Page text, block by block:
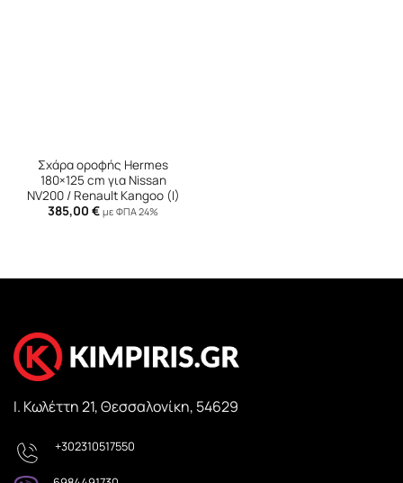
Σχάρα οροφής Hermes
180×125 cm για Nissan
NV200 / Renault Kangoo (I)
385,00 € με ΦΠΑ 24%
Ι. Κωλέττη 21, Θεσσαλονίκη, 54629
+302310517550